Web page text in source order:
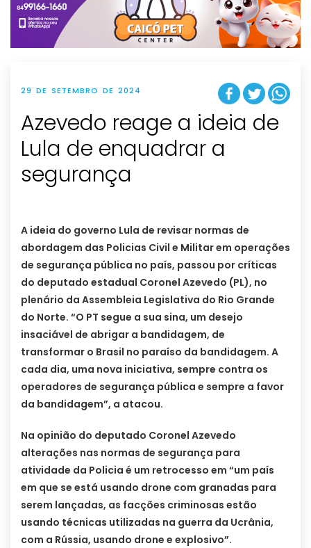
t
i
o
n
29 DE SETEMBRO DE 2024
Azevedo reage a ideia de
Lula de enquadrar a
segurança
A ideia do governo Lula de revisar normas de
abordagem das Policias Civil e Militar em operações
de segurança pública no país, passou por críticas
do deputado estadual Coronel Azevedo (PL), no
plenário da Assembleia Legislativa do Rio Grande
do Norte. “O PT segue a sua sina, um desejo
insaciável de abrigar a bandidagem, de
transformar o Brasil no paraíso da bandidagem. A
cada dia, uma nova iniciativa, sempre contra os
operadores de segurança pública e sempre a favor
da bandidagem”, a atacou.
Na opinião do deputado Coronel Azevedo
alterações nas normas de segurança para
atividade da Policia é um retrocesso em “um país
em que se está usando drone com granadas para
serem lançadas, as facções criminosas estão
usando técnicas utilizadas na guerra da Ucrânia,
com a Rússia, usando drone e explosivo”.